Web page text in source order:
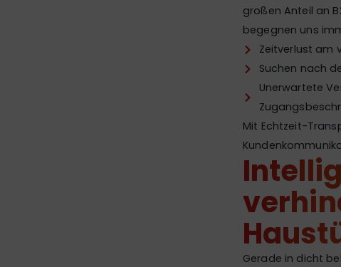
großen Anteil an
begegnen uns
Zeitverlust am
Suchen nach
Unerwartete
Mit Echtzeit-
Gerade in dicht